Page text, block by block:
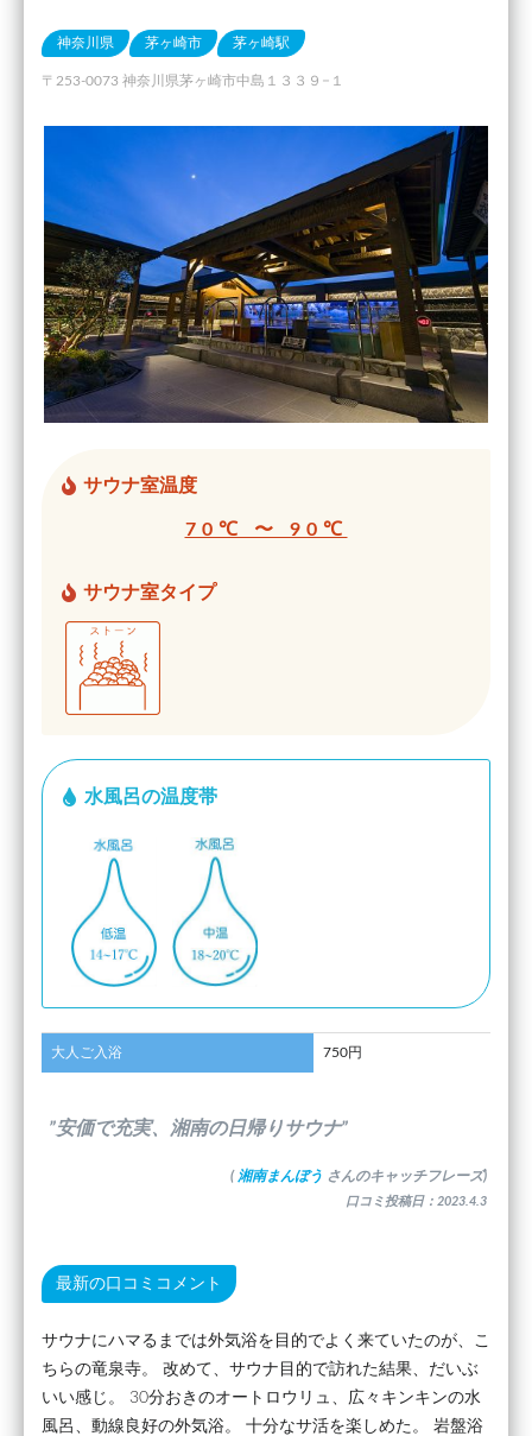
神奈川県 茅ヶ崎市 茅ヶ崎駅
〒253-0073 神奈川県茅ヶ崎市中島１３３９−１
サウナ室温度
70℃ 〜 90℃
サウナ室タイプ
水風呂の温度帯
大人ご入浴 750円
”安価で充実、湘南の日帰りサウナ”
( 湘南まんぼう さんのキャッチフレーズ)
口コミ投稿日：2023.4.3
最新の口コミコメント
サウナにハマるまでは外気浴を目的でよく来ていたのが、こ
ちらの竜泉寺。 改めて、サウナ目的で訪れた結果、だいぶ
いい感じ。 30分おきのオートロウリュ、広々キンキンの水
風呂、動線良好の外気浴。 十分なサ活を楽しめた。 岩盤浴